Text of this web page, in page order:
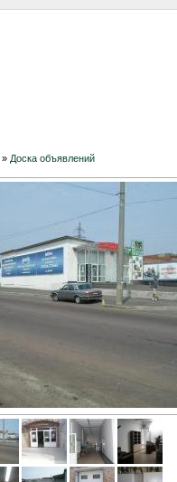
» Доска объявлений